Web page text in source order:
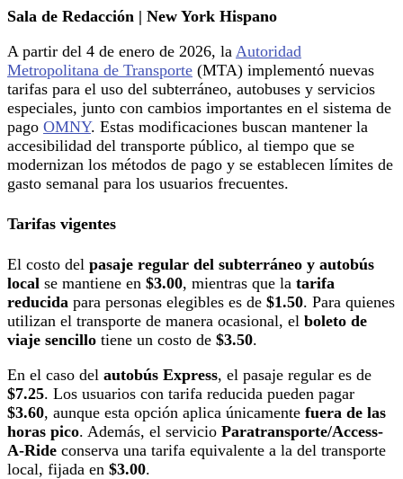
Sala de Redacción | New York Hispano
A partir del 4 de enero de 2026, la Autoridad
Metropolitana de Transporte (MTA) implementó nuevas
tarifas para el uso del subterráneo, autobuses y servicios
especiales, junto con cambios importantes en el sistema de
pago OMNY. Estas modificaciones buscan mantener la
accesibilidad del transporte público, al tiempo que se
modernizan los métodos de pago y se establecen límites de
gasto semanal para los usuarios frecuentes.
Tarifas vigentes
El costo del pasaje regular del subterráneo y autobús
local se mantiene en $3.00, mientras que la tarifa
reducida para personas elegibles es de $1.50. Para quienes
utilizan el transporte de manera ocasional, el boleto de
viaje sencillo tiene un costo de $3.50.
En el caso del autobús Express, el pasaje regular es de
$7.25. Los usuarios con tarifa reducida pueden pagar
$3.60, aunque esta opción aplica únicamente fuera de las
horas pico. Además, el servicio Paratransporte/Access-
A-Ride conserva una tarifa equivalente a la del transporte
local, fijada en $3.00.